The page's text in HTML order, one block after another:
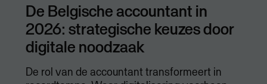
De Belgische accountant in
2026: strategische keuzes door
digitale noodzaak
De rol van de accountant transformeert in